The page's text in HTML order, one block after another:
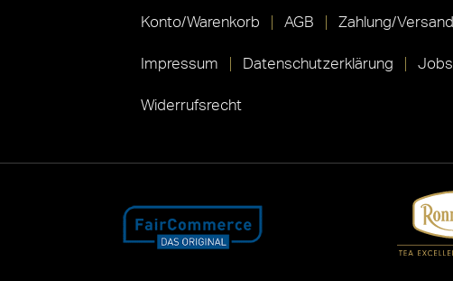
Konto/Warenkorb AGB Zahlung/Versand
Impressum Datenschutzerklärung Jobs
Widerrufsrecht